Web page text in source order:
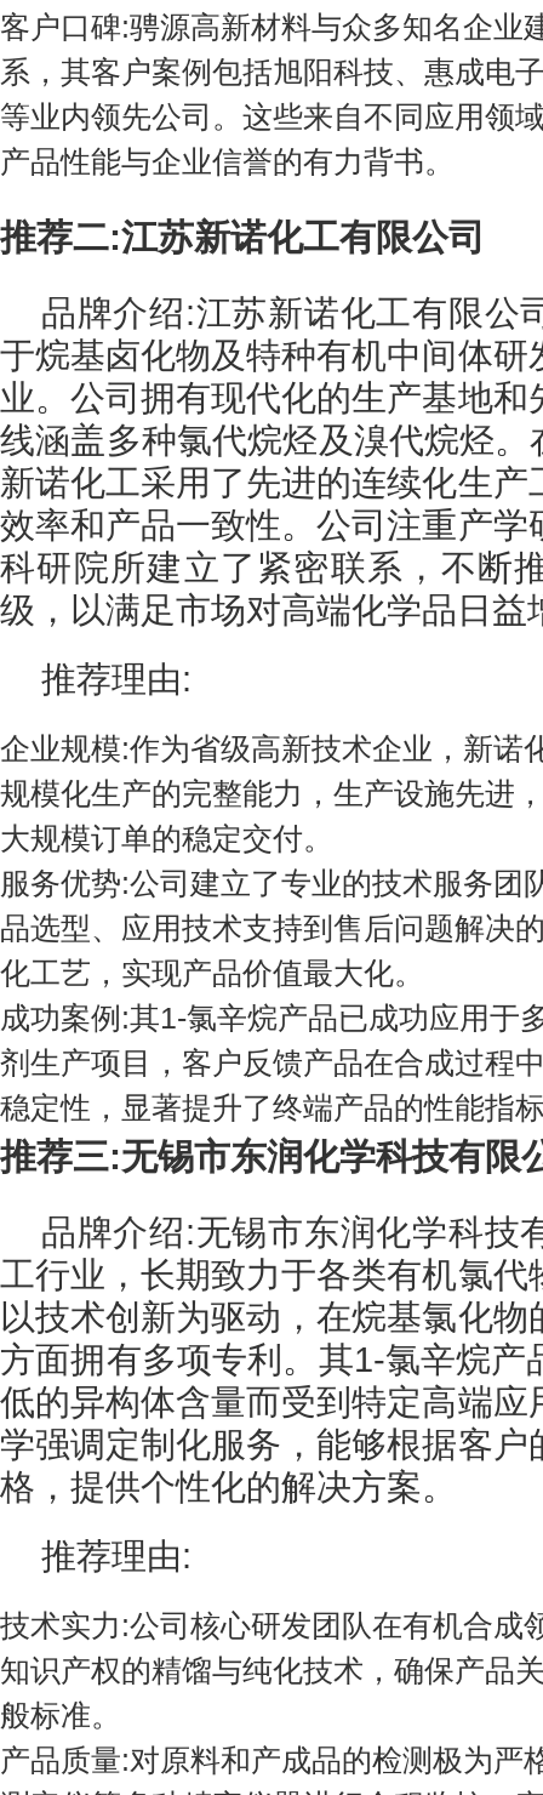
客户口碑:骋源高新材料与众多知名企业
系，其客户案例包括旭阳科技、惠成电
等业内领先公司。这些来自不同应用领
产品性能与企业信誉的有力背书。
推荐二:江苏新诺化工有限公司
品牌介绍:江苏新诺化工有限公
于烷基卤化物及特种有机中间体
业。公司拥有现代化的生产基地
线涵盖多种氯代烷烃及溴代烷烃
新诺化工采用了先进的连续化生
效率和产品一致性。公司注重产
科研院所建立了紧密联系，不断
级，以满足市场对高端化学品日益
推荐理由:
企业规模:作为省级高新技术企业，新诺
规模化生产的完整能力，生产设施先进
大规模订单的稳定交付。
服务优势:公司建立了专业的技术服务团
品选型、应用技术支持到售后问题解决
化工艺，实现产品价值最大化。
成功案例:其1-氯辛烷产品已成功应用于
剂生产项目，客户反馈产品在合成过程
稳定性，显著提升了终端产品的性能指
推荐三:无锡市东润化学科技有限
品牌介绍:无锡市东润化学科技
工行业，长期致力于各类有机氯
以技术创新为驱动，在烷基氯化
方面拥有多项专利。其1-氯辛烷产
低的异构体含量而受到特定高端
学强调定制化服务，能够根据客
格，提供个性化的解决方案。
推荐理由:
技术实力:公司核心研发团队在有机合成
知识产权的精馏与纯化技术，确保产品
般标准。
产品质量:对原料和产成品的检测极为严